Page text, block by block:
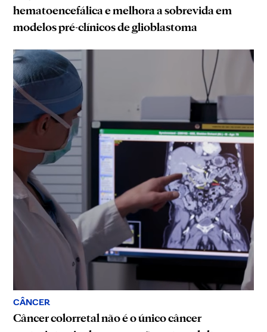
hematoencefálica e melhora a sobrevida em
modelos pré-clínicos de glioblastoma
CÂNCER
Câncer colorretal não é o único câncer